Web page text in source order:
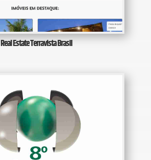
Real Estate Terravista Brasil